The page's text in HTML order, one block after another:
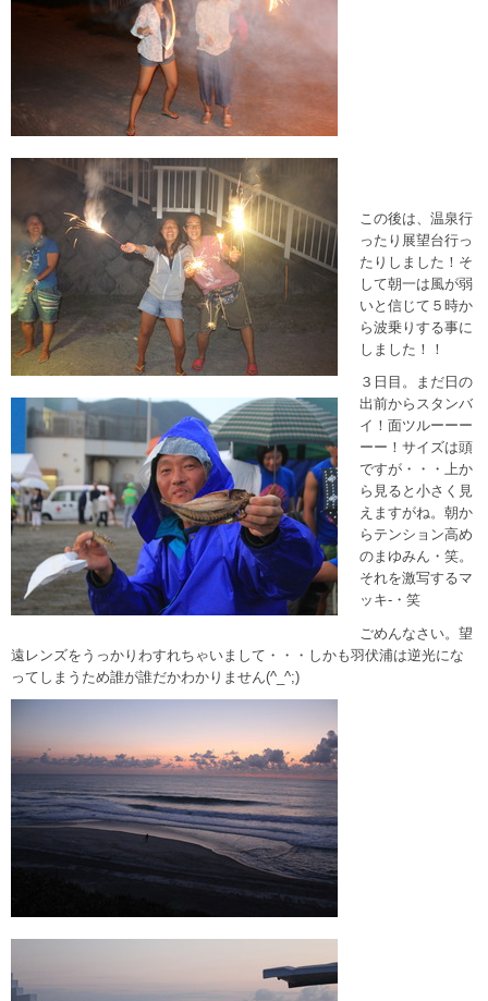
この後は、温泉行
ったり展望台行っ
たりしました！そ
して朝一は風が弱
いと信じて５時か
ら波乗りする事に
しました！！
３日目。まだ日の
出前からスタンバ
イ！面ツルーーー
ーー！サイズは頭
ですが・・・上か
ら見ると小さく見
えますがね。朝か
らテンション高め
のまゆみん・笑。
それを激写するマ
ッキ-・笑
ごめんなさい。望
遠レンズをうっかりわすれちゃいまして・・・しかも羽伏浦は逆光にな
ってしまうため誰が誰だかわかりません(^_^;)